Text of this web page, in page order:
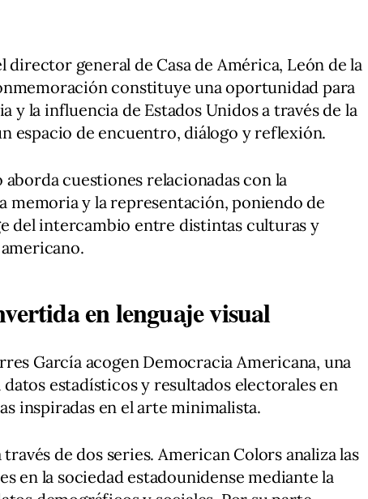
director general de Casa de América, León de la
constituye una oportunidad para
y la influencia de Estados Unidos a través de la
espacio de encuentro, diálogo y reflexión.
cuestiones relacionadas con la
memoria y la representación, poniendo de
del intercambio entre distintas culturas y
en lenguaje visual
García acogen Democracia Americana, una
estadísticos y resultados electorales en
inspiradas en el arte minimalista.
de dos series. American Colors analiza las
en la sociedad estadounidense mediante la